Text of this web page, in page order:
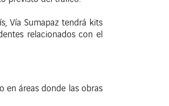
Vía Sumapaz tendrá kits
relacionados con el
en áreas donde las obras